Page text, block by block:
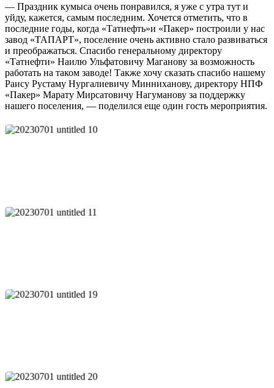
— Праздник кумыса очень понравился, я уже с утра тут и
уйду, кажется, самым последним. Хочется отметить, что в
последние годы, когда «Татнефть»и «Пакер» построили у нас
завод «ТАПАРТ», поселение очень активно стало развиваться
и преображаться. Спасибо генеральному директору
«Татнефти» Наилю Ульфатовичу Маганову за возможность
работать на таком заводе! Также хочу сказать спасибо нашему
Раису Рустаму Нургалиевичу Минниханову, директору НПФ
«Пакер» Марату Мирсатовичу Нагуманову за поддержку
нашего поселения, — поделился еще один гость мероприятия.